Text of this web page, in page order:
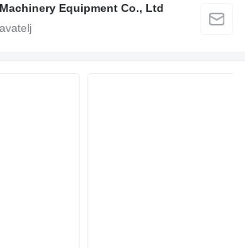
Equipment Co., Ltd